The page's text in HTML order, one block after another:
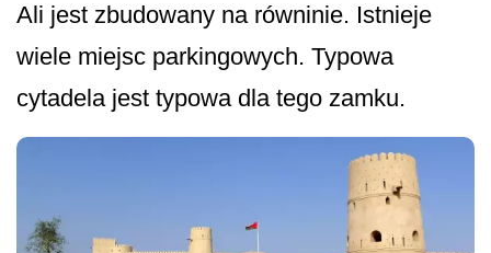
Ali jest zbudowany na równinie. Istnieje
wiele miejsc parkingowych. Typowa
cytadela jest typowa dla tego zamku.